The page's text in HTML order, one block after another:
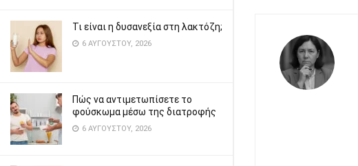
Τι είναι η δυσανεξία στη λακτόζη;
6 ΑΥΓΟΎΣΤΟΥ, 2026
Πώς να αντιμετωπίσετε το
φούσκωμα μέσω της διατροφής
6 ΑΥΓΟΎΣΤΟΥ, 2026